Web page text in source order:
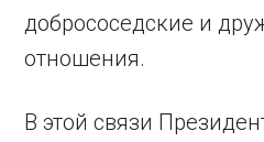
добрососедские и
отношения.
В этой связи